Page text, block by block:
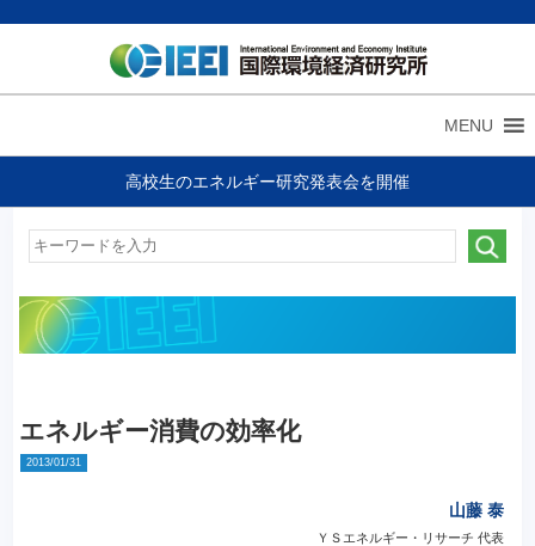
MENU
高校生のエネルギー研究発表会を開催
エネルギー消費の効率化
2013/01/31
山藤 泰
ＹＳエネルギー・リサーチ 代表